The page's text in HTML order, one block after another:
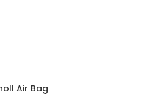
Air Bag